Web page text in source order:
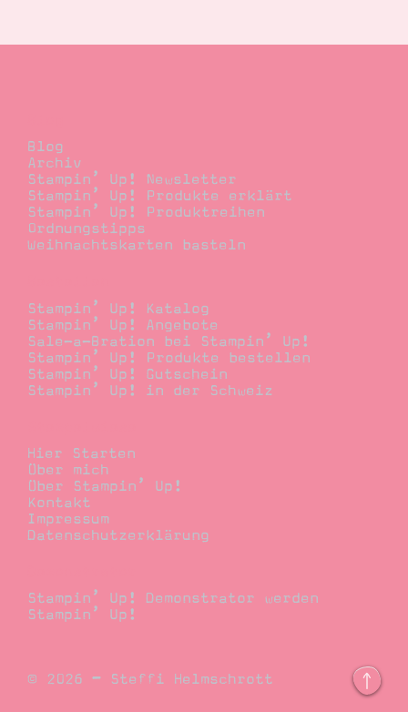
Blog
Archiv
Stampin’ Up! Newsletter
Stampin’ Up! Produkte erklärt
Stampin’ Up! Produktreihen
Ordnungstipps
Weihnachtskarten basteln
Stampin’ Up! Katalog
Stampin’ Up! Angebote
Sale-a-Bration bei Stampin’ Up!
Stampin’ Up! Produkte bestellen
Stampin’ Up! Gutschein
Stampin’ Up! in der Schweiz
Hier Starten
Über mich
Über Stampin’ Up!
Kontakt
Impressum
Datenschutzerklärung
Stampin’ Up! Demonstrator werden
Stampin’ Up!
© 2026 – Steffi Helmschrott